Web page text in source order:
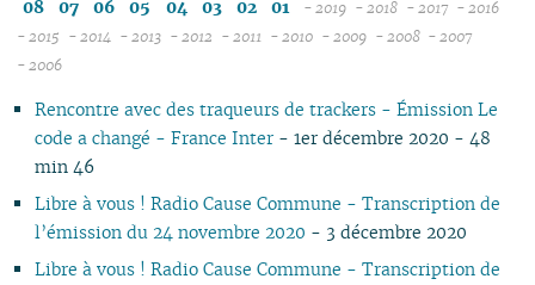
04
03
02
01
08
07
05
04
03
08
07
05
04
08
07
05
04
08
07
05
04
08
07
05
04
08 07 06 05 04 03 02 01 - 2019
09
08
06
05
- 2018
12
09
08
06
05
- 2017
09
08
06
05
- 2016
- 2015
10
09
08
07
06
- 2014
10
09
07
06
- 2013
09
08
02
- 2012
09
08
06
04
- 2011
10
09
07
06
- 2010
10
09
07
06
- 2009 - 2008
10
06
- 2007
- 2006
Rencontre avec des traqueurs de trackers - Émission Le
code a changé - France Inter- 1er décembre 2020 - 48
min 46
Libre à vous ! Radio Cause Commune - Transcription de
l’émission du 24 novembre 2020 - 3 décembre 2020
Libre à vous ! Radio Cause Commune - Transcription de